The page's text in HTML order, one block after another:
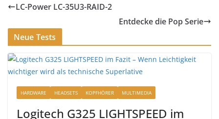
LC-Power LC-35U3-RAID-2
Entdecke die Pop Serie
Neue Tests
HARDWARE HEADSETS KOPFHÖRER MULTIMEDIA
Logitech G325 LIGHTSPEED im